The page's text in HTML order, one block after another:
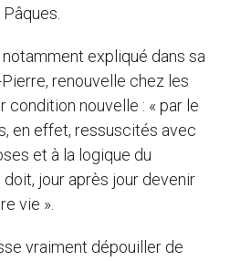
expliqué dans sa
renouvelle chez les
condition nouvelle : « par le
en effet, ressuscités avec
et à la logique du
jour après jour devenir
vie ».
vraiment dépouiller de